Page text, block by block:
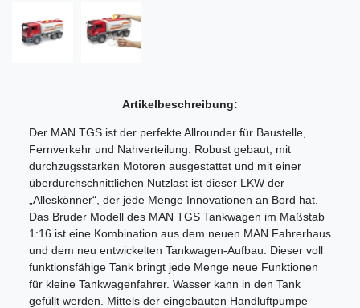
Artikelbeschreibung:
Der MAN TGS ist der perfekte Allrounder für Baustelle,
Fernverkehr und Nahverteilung. Robust gebaut, mit
durchzugsstarken Motoren ausgestattet und mit einer
überdurchschnittlichen Nutzlast ist dieser LKW der
„Alleskönner“, der jede Menge Innovationen an Bord hat.
Das Bruder Modell des MAN TGS Tankwagen im Maßstab
1:16 ist eine Kombination aus dem neuen MAN Fahrerhaus
und dem neu entwickelten Tankwagen-Aufbau. Dieser voll
funktionsfähige Tank bringt jede Menge neue Funktionen
für kleine Tankwagenfahrer. Wasser kann in den Tank
gefüllt werden. Mittels der eingebauten Handluftpumpe